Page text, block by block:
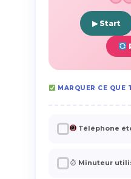
▶ Start
MARQUER CE QUE
✓ Téléphone
✓ Minuteur